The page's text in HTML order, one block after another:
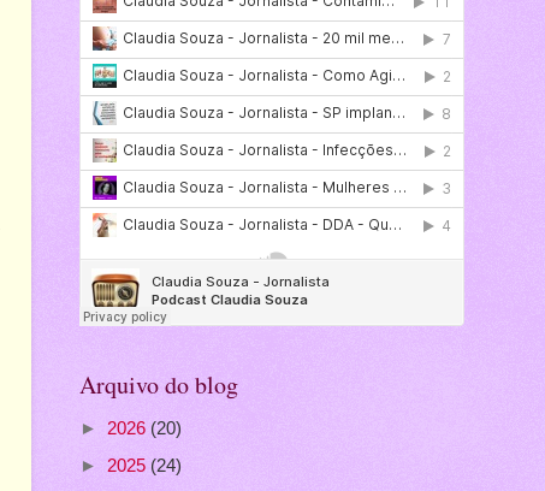
Arquivo do blog
► 2026 (20)
► 2025 (24)